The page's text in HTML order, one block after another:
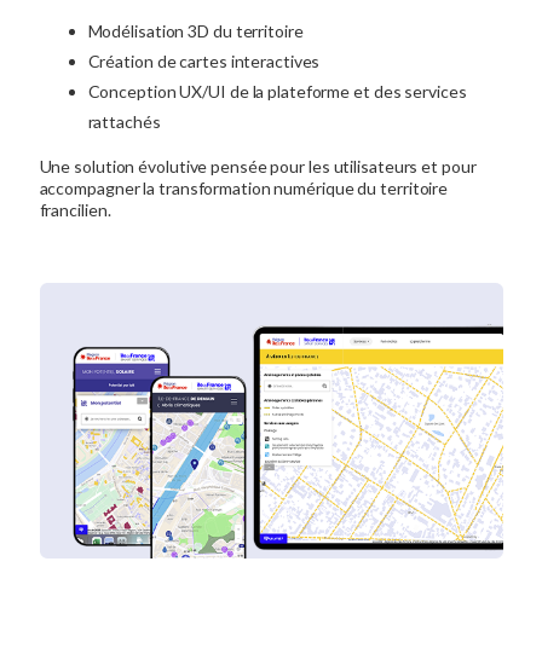
Modélisation 3D du territoire
Création de cartes interactives
Conception UX/UI de la plateforme et des services
rattachés
Une solution évolutive pensée pour les utilisateurs et pour
accompagner la transformation numérique du territoire
francilien.